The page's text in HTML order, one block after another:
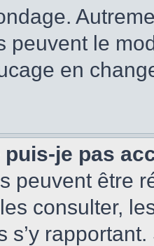
peuvent le
en
je pas
peuvent être
consulter,
s’y